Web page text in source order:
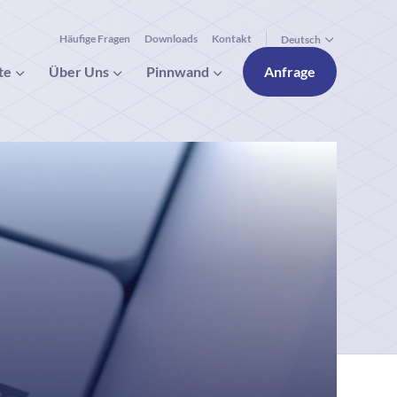
Deutsch
Häufige Fragen Downloads Kontakt
Über Uns Pinnwand Anfrage